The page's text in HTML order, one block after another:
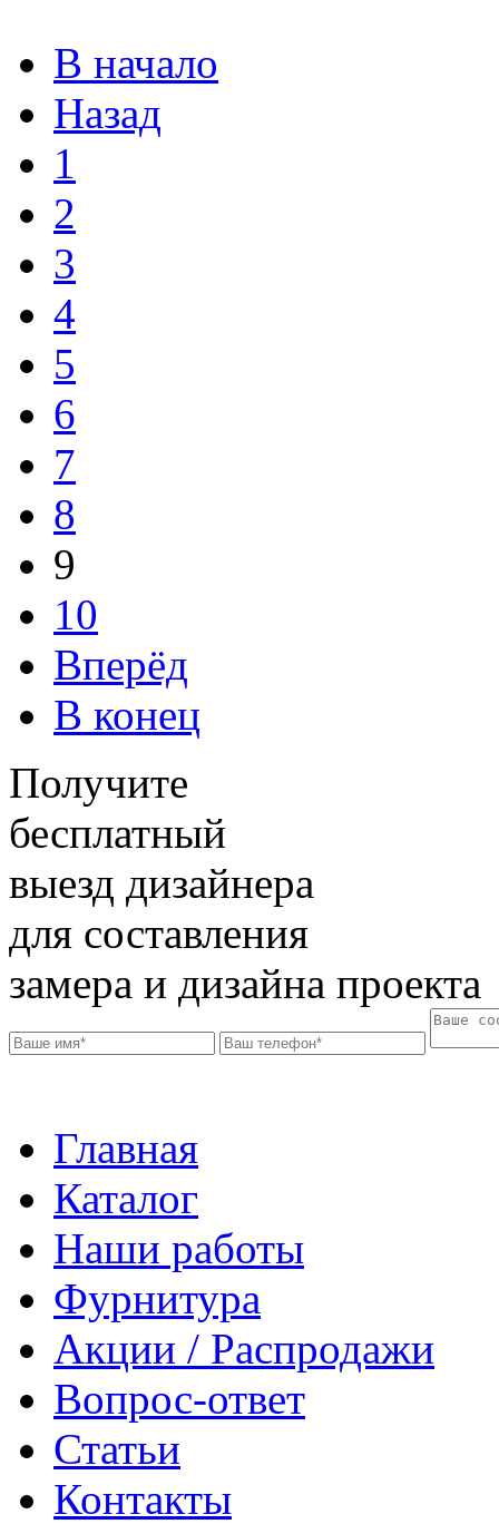
В начало
Назад
1
2
3
4
5
6
7
8
9
10
Вперёд
В конец
Получите
бесплатный
выезд дизайнера
для составления
замера и дизайна проекта
Главная
Каталог
Наши работы
Фурнитура
Акции / Распродажи
Вопрос-ответ
Статьи
Контакты